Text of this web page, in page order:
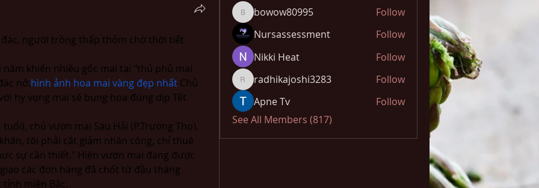
đác, người trồng thấp thỏm chờ thời tiết
khiến nhiều gốc mai tại "thủ phủ mai
nở.hình ảnh hoa mai vàng đẹp nhất Chủ
hy vọng mai sẽ bung hoa đúng dịp Tết
chủ vườn mai Sáu Hải (P.Trường Thọ),
tôi phải cắt giảm nhân công, chỉ thuê
sự cần thiết." Hiện vườn mai đang được
các đơn hàng đã chốt từ đầu tháng
tỉnh miền Bắc.
bowow80995
bowow80995
Follow
Nursassessment
Follow
Nikki Heat
Follow
radhikajoshi3283
radhikajoshi3283
Follow
Apne Tv
Follow
See All Members (817)